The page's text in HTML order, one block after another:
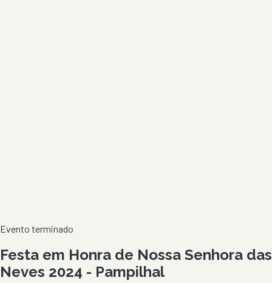
Evento terminado
Festa em Honra de Nossa Senhora das
Neves 2024 - Pampilhal